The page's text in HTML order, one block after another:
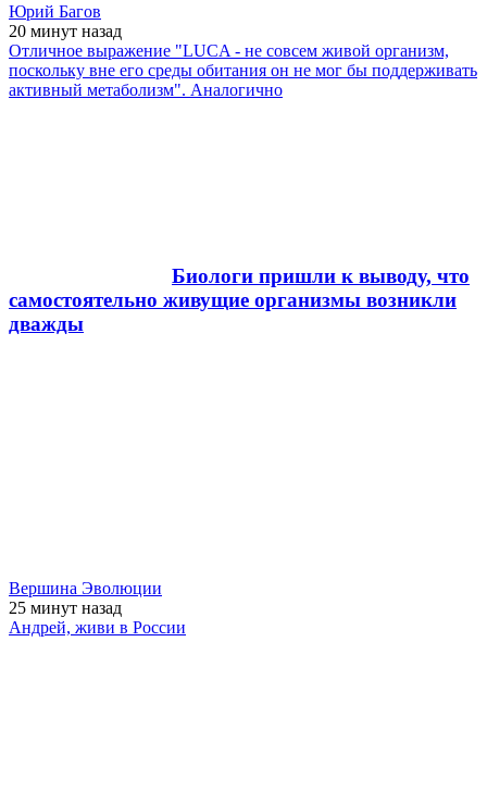
Юрий Багов
20 минут назад
Отличное выражение "LUCA - не совсем живой организм,
поскольку вне его среды обитания он не мог бы поддерживать
активный метаболизм". Аналогично
Биологи пришли к выводу, что
самостоятельно живущие организмы возникли
дважды
Вершина Эволюции
25 минут назад
Андрей, живи в России